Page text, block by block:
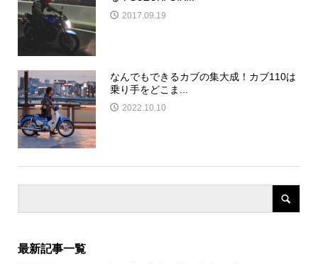
2017.09.19
なんでもできるカブの集大成！カブ110は
乗り手をどこま...
2022.10.10
最新記事一覧